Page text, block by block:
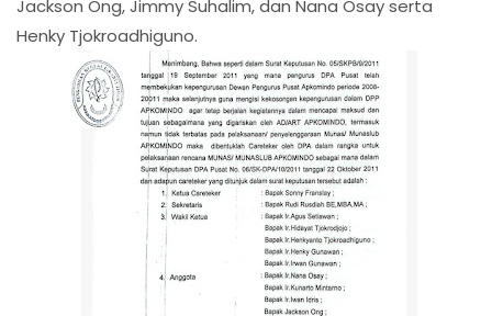
Jackson Ong, Jimmy Suhalim, dan Nana Osay serta
Henky Tjokroadhiguno.